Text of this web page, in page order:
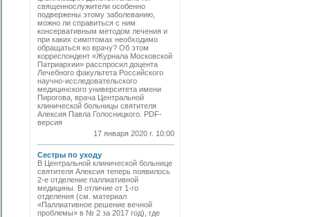
священнослужители особенно
подвержены этому заболеванию,
можно ли справиться с ним
консервативным методом лечения и
при каких симптомах необходимо
обращаться ко врачу? Об этом
корреспондент «Журнала Московской
Патриархии» расспросил доцента
Лечебного факультета Российского
научно-исследовательского
медицинского университета имени
Пирогова, врача Центральной
клинической больницы святителя
Алексия Павла Голосницкого. PDF-
версия
17 января 2020 г. 10:00
Сестры по уходу
В Центральной клинической больнице
святителя Алексия теперь появилось
2-е отделение паллиативной
медицины. В отличие от 1-го
отделения (см. материал
«Паллиативное решение вечной
проблемы» в № 2 за 2017 год), где